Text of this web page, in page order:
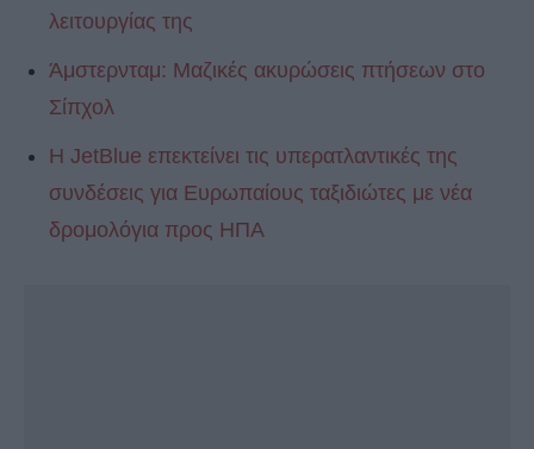
λειτουργίας της
Άμστερνταμ: Μαζικές ακυρώσεις πτήσεων στο
Σίπχολ
Η JetBlue επεκτείνει τις υπερατλαντικές της
συνδέσεις για Ευρωπαίους ταξιδιώτες με νέα
δρομολόγια προς ΗΠΑ